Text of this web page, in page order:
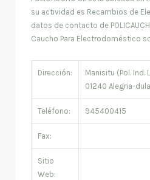
su actividad es Recambios de
datos de contacto de
Caucho Para Electrodoméstico
Dirección:
Manisitu (Pol. Ind.
01240 Alegria-
Teléfono: 945400415
Fax:
Sitio
Web: